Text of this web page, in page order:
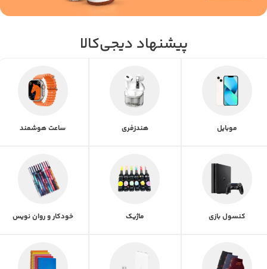
پیشنهاد دیجی‌کالا
موبایل هندزفری ساعت هوشمند
کنسول بازی ماژیک خودکار و روان نویس